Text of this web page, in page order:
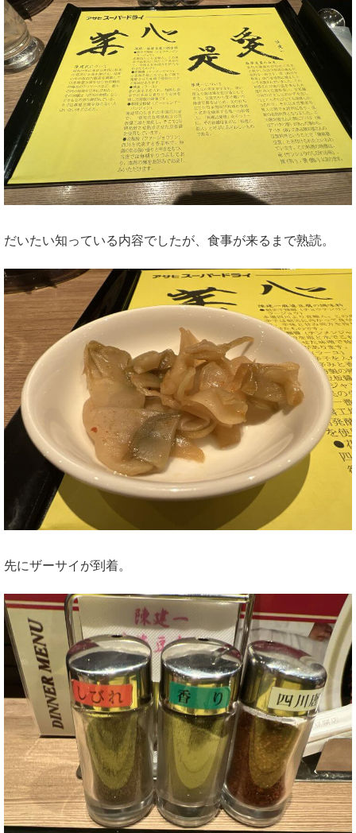
だいたい知っている内容でしたが、食事が来るまで熟読。
先にザーサイが到着。